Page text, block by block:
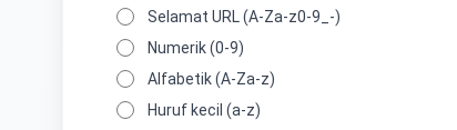
Selamat URL (A-Za-z0-9_-)
Numerik (0-9)
Alfabetik (A-Za-z)
Huruf kecil (a-z)